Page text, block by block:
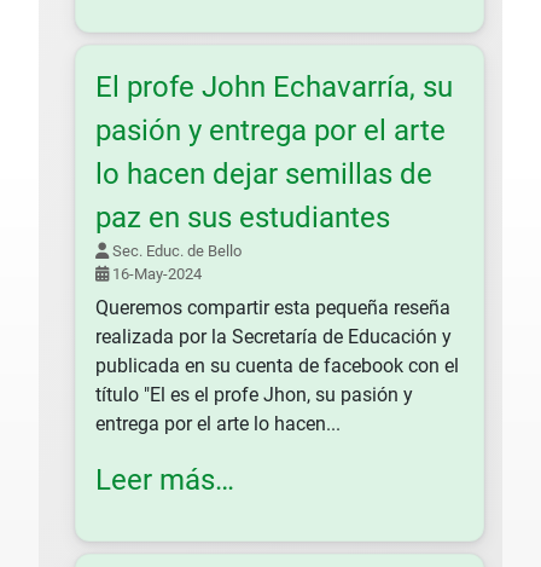
El profe John Echavarría, su
pasión y entrega por el arte
lo hacen dejar semillas de
paz en sus estudiantes
Sec. Educ. de Bello
16-May-2024
Queremos compartir esta pequeña reseña
realizada por la Secretaría de Educación y
publicada en su cuenta de facebook con el
título "El es el profe Jhon, su pasión y
entrega por el arte lo hacen...
Leer más…